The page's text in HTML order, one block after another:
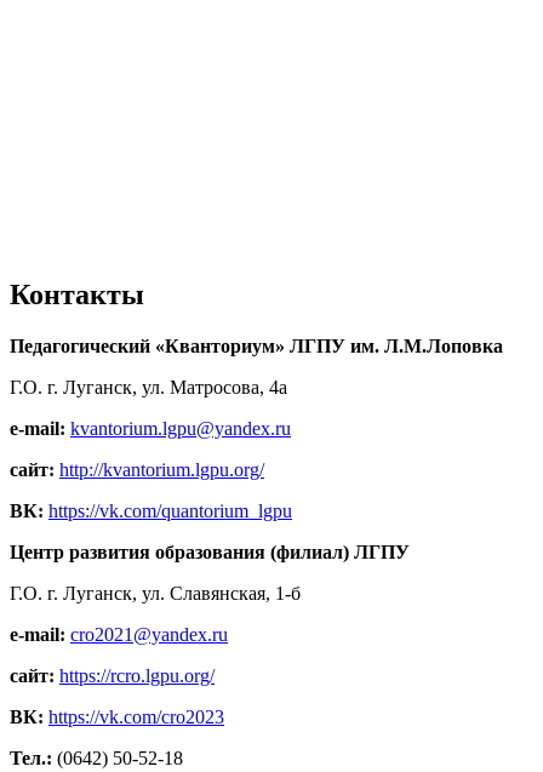
Контакты
Педагогический «Кванториум» ЛГПУ им. Л.М.Лоповка
Г.О. г. Луганск, ул. Матросова, 4а
e-mail: kvantorium.lgpu@yandex.ru
сайт: http://kvantorium.lgpu.org/
ВК: https://vk.com/quantorium_lgpu
Центр развития образования (филиал) ЛГПУ
Г.О. г. Луганск, ул. Славянская, 1-б
e-mail: cro2021@yandex.ru
сайт: https://rcro.lgpu.org/
ВК: https://vk.com/cro2023
Тел.: (0642) 50-52-18